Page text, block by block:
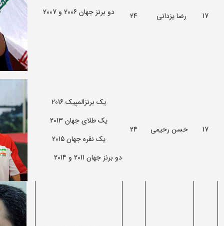
17 رضا یزدانی 24
دو برنز جهان 2006 و 2007
17 حسن رحیمی 24
یک برنزالمپیک 2016
یک طلای جهان 2013
یک نقره جهان 2015
دو برنز جهان 2011 و 2014